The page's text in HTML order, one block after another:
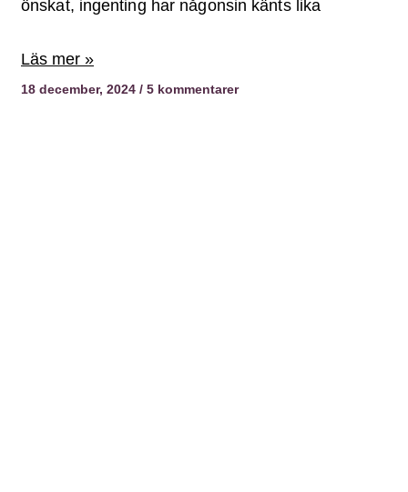
önskat, ingenting har någonsin känts lika
Läs mer »
18 december, 2024 5 kommentarer